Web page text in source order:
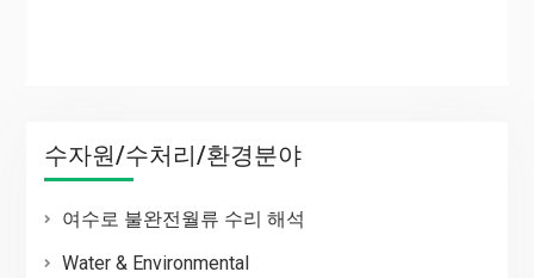
수자원/수처리/환경분야
여수로 불완전월류 수리 해석
Water & Environmental